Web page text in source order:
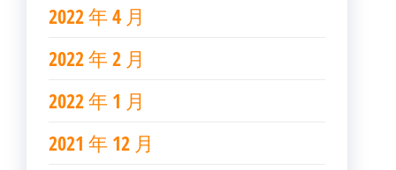
2022 年 4 月
2022 年 2 月
2022 年 1 月
2021 年 12 月